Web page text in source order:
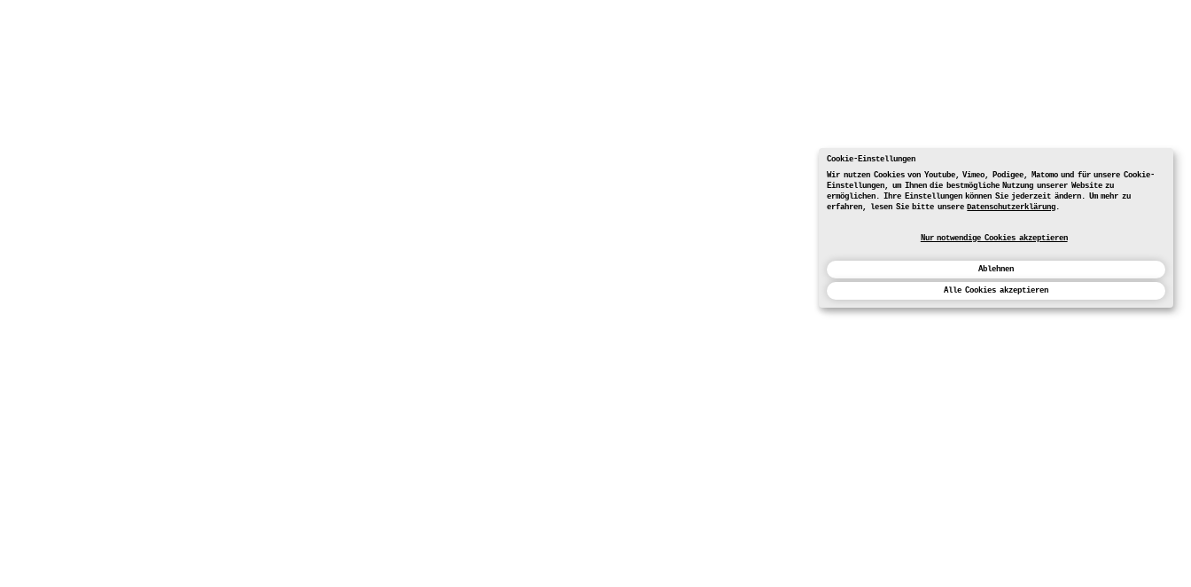
Cookie-Einstellungen
Wir nutzen Cookies von Youtube, Vimeo, Podigee, Matomo und für unsere Cookie-
Einstellungen, um Ihnen die bestmögliche Nutzung unserer Website zu
ermöglichen. Ihre Einstellungen können Sie jederzeit ändern. Um mehr zu
erfahren, lesen Sie bitte unsereDatenschutzerklärung.
Nur notwendige Cookies akzeptieren
Ablehnen
Alle Cookies akzeptieren